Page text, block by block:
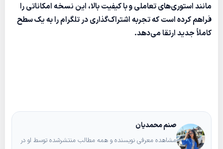
مانند استوری‌های تعاملی و با کیفیت بالا، این نسخه امکاناتی را
فراهم کرده است که تجربه اشتراک‌گذاری در تلگرام را به یک سطح
کاملاً جدید ارتقا می‌دهد.
صنم محمدیان
مشاهده معرفی نویسنده و همه مطالب منتشرشده توسط او در